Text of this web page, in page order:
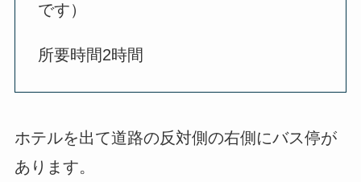
です）
所要時間2時間
ホテルを出て道路の反対側の右側にバス停が
あります。